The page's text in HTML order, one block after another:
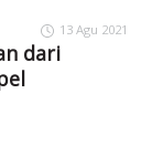
13 Agu 2021
dari